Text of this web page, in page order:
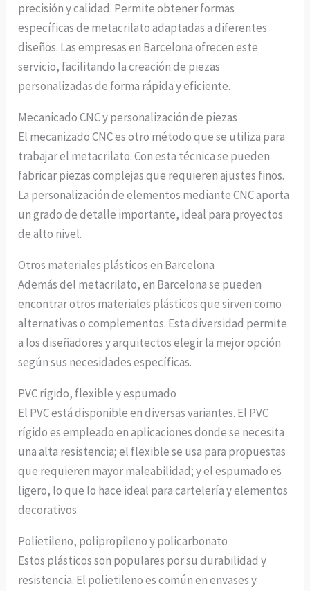
precisión y calidad. Permite obtener formas
específicas de metacrilato adaptadas a diferentes
diseños. Las empresas en Barcelona ofrecen este
servicio, facilitando la creación de piezas
personalizadas de forma rápida y eficiente.
Mecanicado CNC y personalización de piezas
El mecanizado CNC es otro método que se utiliza para
trabajar el metacrilato. Con esta técnica se pueden
fabricar piezas complejas que requieren ajustes finos.
La personalización de elementos mediante CNC aporta
un grado de detalle importante, ideal para proyectos
de alto nivel.
Otros materiales plásticos en Barcelona
Además del metacrilato, en Barcelona se pueden
encontrar otros materiales plásticos que sirven como
alternativas o complementos. Esta diversidad permite
a los diseñadores y arquitectos elegir la mejor opción
según sus necesidades específicas.
PVC rígido, flexible y espumado
El PVC está disponible en diversas variantes. El PVC
rígido es empleado en aplicaciones donde se necesita
una alta resistencia; el flexible se usa para propuestas
que requieren mayor maleabilidad; y el espumado es
ligero, lo que lo hace ideal para cartelería y elementos
decorativos.
Polietileno, polipropileno y policarbonato
Estos plásticos son populares por su durabilidad y
resistencia. El polietileno es común en envases y